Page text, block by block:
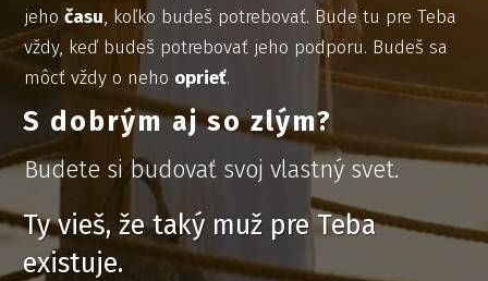
jehočasu, koľko budeš potrebovať. Bude tu pre Teba
vždy, keď budeš potrebovať jeho podporu. Budeš sa
môcť vždy o neho oprieť.
S dobrým aj so zlým?
Budete si budovať svoj vlastný svet.
Ty vieš, že taký muž pre Teba
existuje.